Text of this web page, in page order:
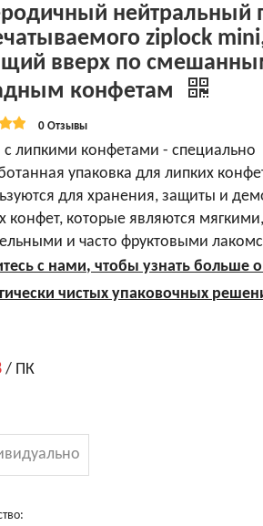
нейтральный
ziplock
вверх по
конфетам
0 Отзывы
с липкими конфетами - специально
упаковка для липких
для хранения, защиты и
конфет, которые являются мягкими,
и часто фруктовыми
с нами, чтобы узнать больше
чистых упаковочных
/ ПК